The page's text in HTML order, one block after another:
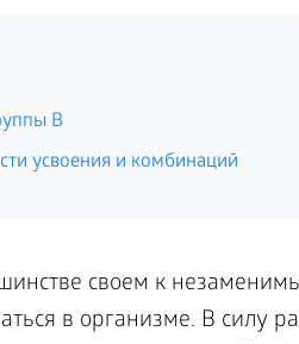
B
усвоения и комбинаций
своем к
в организме. В силу